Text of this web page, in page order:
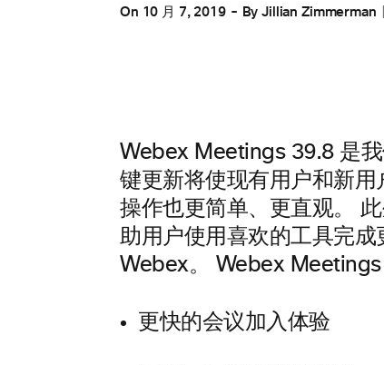
On 10 月 7, 2019 ByJillian Zimmerman
Webex Meetings 39.8 是
键更新将使现有用户和新
操作也更简单、更直观。
助用户使用喜欢的工具完
Webex。 Webex Meetings
更快的会议加入体验